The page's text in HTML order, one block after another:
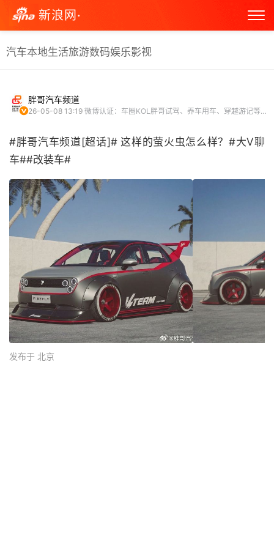
新浪网·
汽车本地生活旅游数码娱乐影视
胖哥汽车频道
26-05-08 13:19 微博认证：车圈KOL胖哥试驾、养车用车、穿越游记等精彩内容。 微博VLOG博主
#胖哥汽车频道[超话]# 这样的萤火虫怎么样？#大V聊
车##改装车# ​
发布于 北京